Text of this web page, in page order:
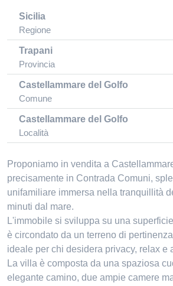
Sicilia
Regione
Trapani
Provincia
Castellammare del Golfo
Comune
Castellammare del Golfo
Località
Proponiamo in vendita a
precisamente in Contrada Comuni,
unifamiliare immersa nella tranquillità
minuti dal mare.
L'immobile si sviluppa su una
è circondato da un terreno di
ideale per chi desidera privacy, relax e
La villa è composta da una spaziosa
elegante camino, due ampie camere